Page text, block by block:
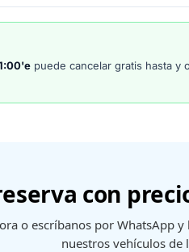
puede cancelar gratis hasta y
con
o escríbanos por WhatsApp
nuestros vehículos de